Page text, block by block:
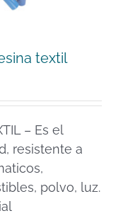
textil
– Es el
resistente a
polvo, luz.